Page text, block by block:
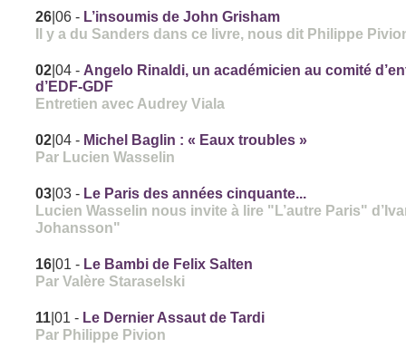
26 |06 - L’insoumis de John Grisham
Il y a du Sanders dans ce livre, nous dit Philippe
02 |04 - Angelo Rinaldi, un académicien au comité
d’EDF-GDF
Entretien avec Audrey Viala
02 |04 - Michel Baglin : « Eaux troubles »
Par Lucien Wasselin
03 |03 - Le Paris des années cinquante...
Lucien Wasselin nous invite à lire "L’autre Paris"
Johansson"
16 |01 - Le Bambi de Felix Salten
Par Valère Staraselski
11 |01 - Le Dernier Assaut de Tardi
Par Philippe Pivion